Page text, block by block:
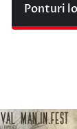
Ponturi